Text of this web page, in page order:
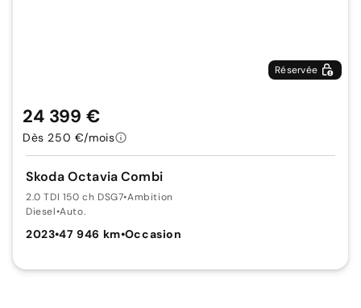
Réservée
Skoda Octavia Combi
2.0 TDI 150 ch DSG7•Ambition
Diesel•Auto.
2023•47 946 km•Occasion
24 399 €
Dès 250 €/mois